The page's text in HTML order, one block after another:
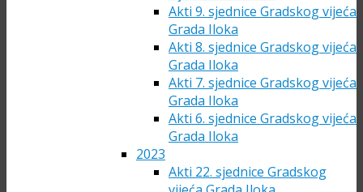
Akti 9. sjednice Gradskog vijeća
Grada Iloka
Akti 8. sjednice Gradskog vijeća
Grada Iloka
Akti 7. sjednice Gradskog vijeća
Grada Iloka
Akti 6. sjednice Gradskog vijeća
Grada Iloka
2023
Akti 22. sjednice Gradskog